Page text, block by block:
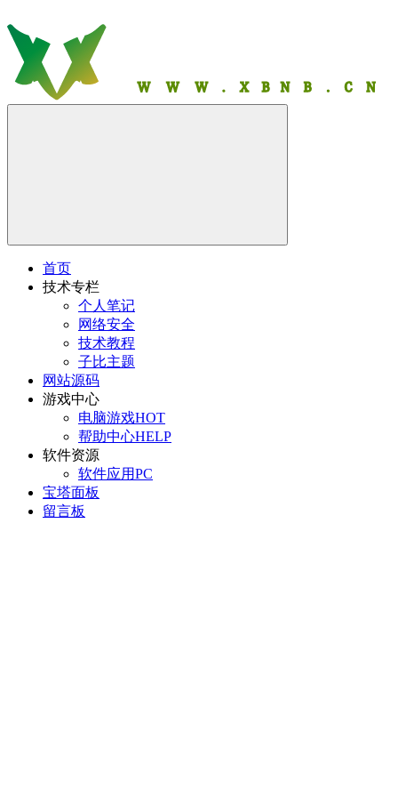
首页
技术专栏
个人笔记
网络安全
技术教程
子比主题
网站源码
游戏中心
电脑游戏HOT
帮助中心HELP
软件资源
软件应用PC
宝塔面板
留言板